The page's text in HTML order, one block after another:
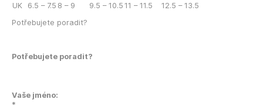
UK
6.5 – 7.5 8 – 9 9.5 – 10.5 11 – 11.5
12.5 – 13.5
Potřebujete poradit?
Potřebujete poradit?
Vaše jméno: